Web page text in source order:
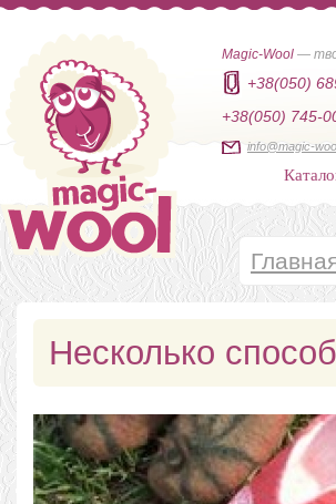
Magic-Wool —
+38(050)
+38(050) 745-
info@magic-
Несколько